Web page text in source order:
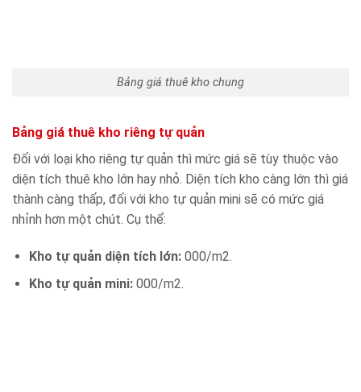
Bảng giá thuê kho chung
Bảng giá thuê kho riêng tự quản
Đối với loại kho riêng tự quản thì mức giá sẽ tùy thuộc vào
diện tích thuê kho lớn hay nhỏ. Diện tích kho càng lớn thì giá
thành càng thấp, đối với kho tự quản mini sẽ có mức giá
nhỉnh hơn một chút. Cụ thể:
Kho tự quản diện tích lớn: 000/m2.
Kho tự quản mini: 000/m2.